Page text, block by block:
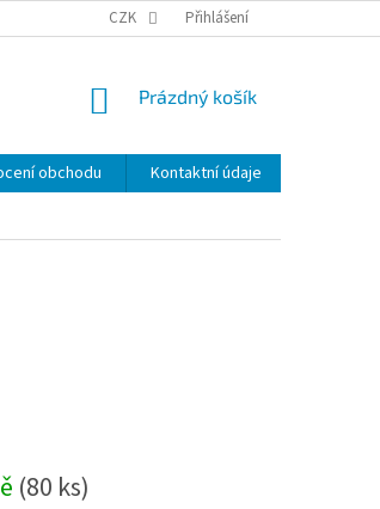
UPOZORNĚNÍ K NÁMI VYRÁBENÝM SVÍČKÁM
CZK Přihlášení
NÁKUPNÍ
Prázdný košík
obchodu Kontaktní údaje
(80 ks)